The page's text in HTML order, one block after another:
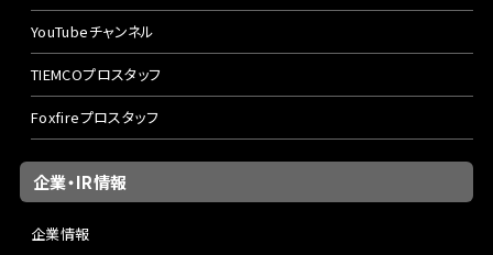
YouTubeチャンネル
TIEMCOプロスタッフ
Foxfireプロスタッフ
企業・IR情報
企業情報